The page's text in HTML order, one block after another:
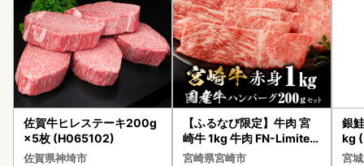
佐賀牛ヒレステーキ200g
×5枚 (H065102)
佐賀県神埼市
【ふるなび限定】牛肉 宮
崎牛 1kg 牛肉 FN-Limited
-VO
宮崎県宮崎市
銀
kg
宮